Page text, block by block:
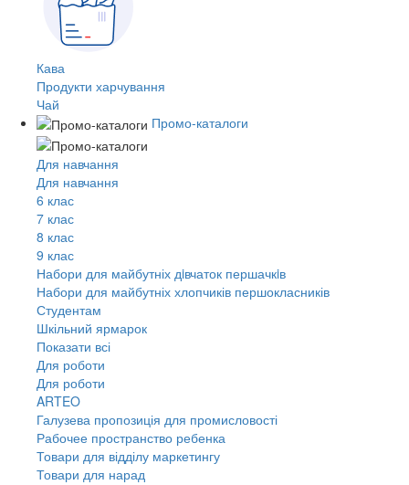
Кава
Продукти харчування
Чай
Промо-каталоги
Для навчання
Для навчання
6 клас
7 клас
8 клас
9 клас
Набори для майбутніх дiвчаток першачкiв
Набори для майбутніх хлопчиків першокласників
Студентам
Шкільний ярмарок
Показати всі
Для роботи
Для роботи
ARTEO
Галузева пропозиція для промисловості
Рабочее пространство ребенка
Товари для відділу маркетингу
Товари для нарад